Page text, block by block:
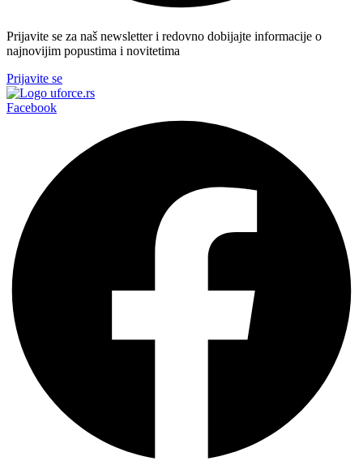
Prijavite se za naš newsletter i redovno dobijajte informacije o
najnovijim popustima i novitetima
Prijavite se
Facebook